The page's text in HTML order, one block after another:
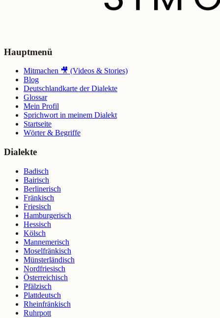
Hauptmenü
Mitmachen 🎥 (Videos & Stories)
Blog
Deutschlandkarte der Dialekte
Glossar
Mein Profil
Sprichwort in meinem Dialekt
Startseite
Wörter & Begriffe
Dialekte
Badisch
Bairisch
Berlinerisch
Fränkisch
Friesisch
Hamburgerisch
Hessisch
Kölsch
Mannemerisch
Moselfränkisch
Münsterländisch
Nordfriesisch
Österreichisch
Pfälzisch
Plattdeutsch
Rheinfränkisch
Ruhrpott